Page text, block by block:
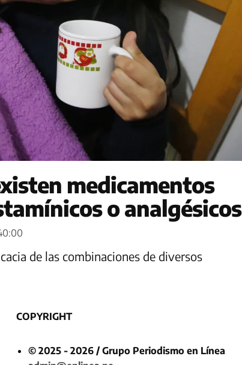
medicamentos
o analgésicos
de las combinaciones de diversos
COPYRIGHT
© 2025 - 2026 / Grupo Periodismo en Línea